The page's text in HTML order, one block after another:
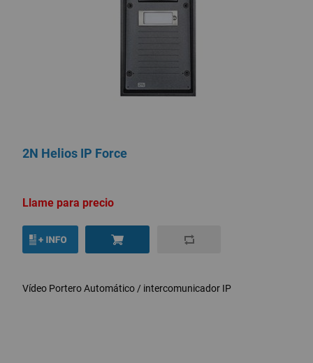
2N Helios IP Force
Llame para precio
Vídeo Portero Automático / intercomunicador IP